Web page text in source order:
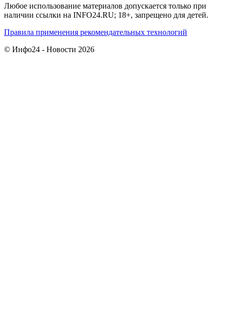
Любое использование материалов допускается только при
наличии ссылки на INFO24.RU; 18+, запрещено для детей.
Правила применения рекомендательных технологий
© Инфо24 - Новости 2026